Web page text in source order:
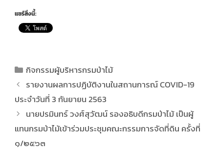
แชร์สิ่งนี้:
กิจกรรมผู้บริหารกรมป่าไม้
รายงานผลการปฏิบัติงานในสถานการณ์ COVID-19
ประจำวันที่ 3 กันยายน 2563
นายปรมินทร์ วงศ์สุวัฒน์ รองอธิบดีกรมป่าไม้ เป็นผู้
แทนกรมป่าไม้เข้าร่วมประชุมคณะกรรมการจัดที่ดิน ครั้งที่
๑/๒๕๖๓